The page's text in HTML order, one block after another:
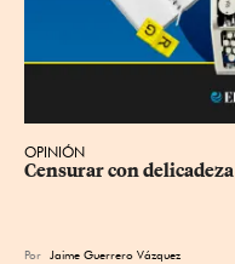
OPINIÓN
Censurar con delicadeza
Por Jaime Guerrero Vázquez